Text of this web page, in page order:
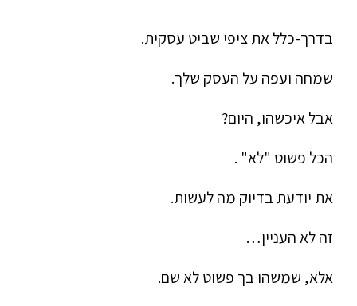
בדרך-כלל את ציפי שביט עסקית.
שמחה ועפה על העסק שלך.
אבל איכשהו, היום?
הכל פשוט "לא" .
את יודעת בדיוק מה לעשות.
זה לא העניין…
אלא, שמשהו בך פשוט לא שם.